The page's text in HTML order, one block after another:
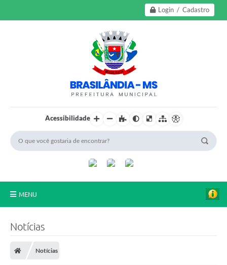
Login / Cadastro
Acessibilidade
MENU
Notícias
Notícias